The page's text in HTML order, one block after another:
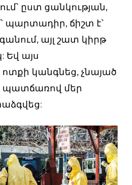
ըստ ցանկության,
պարտադիր, ճիշտ է՝
այլ շատ կիրթ
Եվ այս
կանգնեց, չնայած
պատճառով մեր